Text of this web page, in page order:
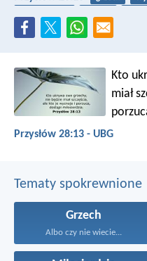
Kto
miał
Przysłów 28:13 - UBG
Tematy spokrewnione
Grzech
Albo czy nie wiecie...